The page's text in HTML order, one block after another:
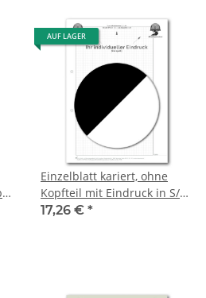
AUF LAGER
Einzelblatt kariert, ohne
Kopfteil mit Eindruck in S/W,
1 Pack zu 100 Blatt
17,26 € *